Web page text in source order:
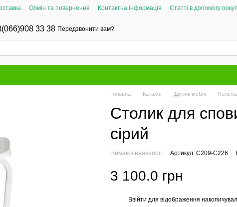
Обмін та повернення Контактна інформація
Статті в допомогу
33 38 Передзвонити вам?
Головна Каталог Дитячі меблі
Столик для
сірий
Немає в наявності Артикул: C209-C226
3 100.0 грн
Ввійти для відображення